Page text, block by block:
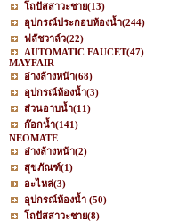
โถปัสสาวะชาย(13)
อุปกรณ์ประกอบห้องน้ำ(244)
ฟลัชวาล์ว(22)
AUTOMATIC FAUCET(47)
MAYFAIR
อ่างล้างหน้า(68)
อุปกรณ์ห้องน้ำ(3)
ส่วนอาบน้ำ(11)
ก๊อกน้ำ(141)
NEOMATE
อ่างล้างหน้า(2)
สุขภัณฑ์(1)
อะไหล่(3)
อุปกรณ์ห้องน้ำ (50)
โถปัสสาวะชาย(8)